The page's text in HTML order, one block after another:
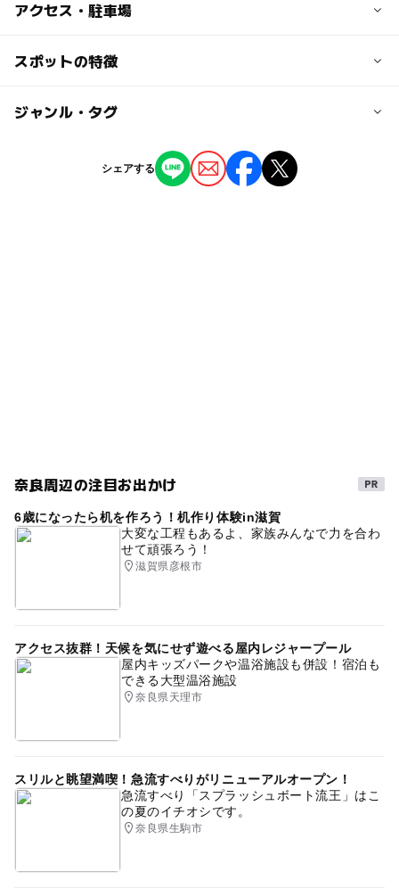
アクセス・駐車場
交通アクセス
スポットの特徴
駐車場あり ◯
ー 託児所
ジャンル・タグ
シェアする
奈良周辺の注目お出かけ
6歳になったら机を作ろう！机作り体験in滋賀
大変な工程もあるよ、家族みんなで力を合わ
せて頑張ろう！
滋賀県彦根市
アクセス抜群！天候を気にせず遊べる屋内レジャープール
屋内キッズパークや温浴施設も併設！宿泊も
できる大型温浴施設
奈良県天理市
スリルと眺望満喫！急流すべりがリニューアルオープン！
急流すべり「スプラッシュボート流王」はこ
の夏のイチオシです。
奈良県生駒市